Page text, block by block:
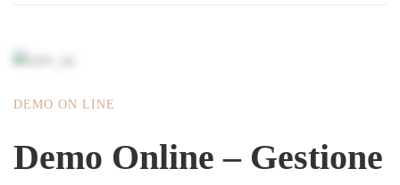
DEMO ON LINE
Demo Online – Gestione